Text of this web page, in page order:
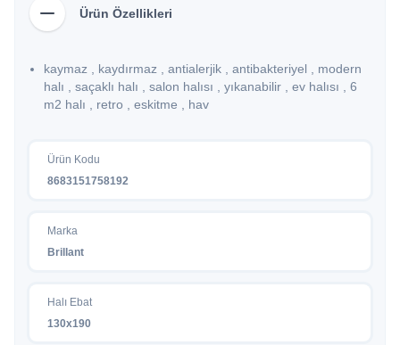
Ürün Özellikleri
kaymaz , kaydırmaz , antialerjik , antibakteriyel , modern
halı , saçaklı halı , salon halısı , yıkanabilir , ev halısı , 6
m2 halı , retro , eskitme , hav
Ürün Kodu
8683151758192
Marka
Brillant
Halı Ebat
130x190